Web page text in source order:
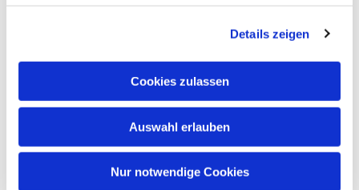
Details zeigen
Cookies zulassen
Auswahl erlauben
Nur notwendige Cookies
Dies könnte Sie auch
interessieren